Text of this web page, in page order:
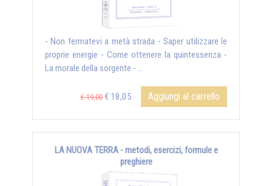
- Non fermatevi a metà strada - Saper utilizzare le
proprie energie - Come ottenere la quintessenza -
La morale della sorgente - ...
€ 19,00 € 18,05 Aggiungi al carrello
LA NUOVA TERRA - metodi, esercizi, formule e
preghiere